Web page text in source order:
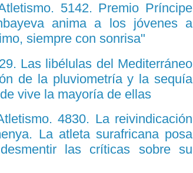
5142. Premio Príncipe
anima a los jóvenes a
siempre con sonrisa"
Las libélulas del Mediterráneo
de la pluviometría y la sequía
vive la mayoría de ellas
4830. La reivindicación
La atleta surafricana posa
las críticas sobre su